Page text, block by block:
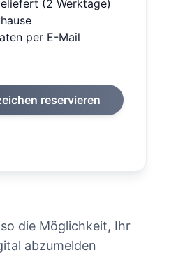
(2 Werktage)
per E-Mail
reservieren
die Möglichkeit, Ihr
abzumelden